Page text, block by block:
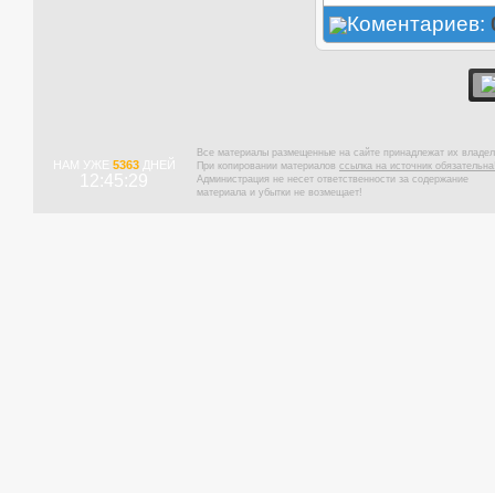
Коментариев:
НАМ УЖЕ 5363ДНЕЙ
12:45:30
Все материалы размещенные на сайте принадлежат их
При копировании материалов ссылка на источник
Администрация не несет ответственности за содержание
материала и убытки не возмещает!